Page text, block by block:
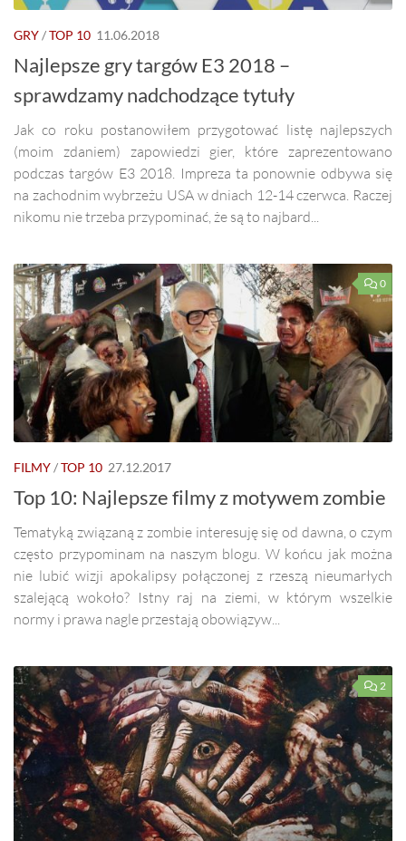
GRY/TOP 10 11.06.2018
Najlepsze gry targów E3 2018 –
sprawdzamy nadchodzące tytuły
Jak co roku postanowiłem przygotować listę najlepszych
(moim zdaniem) zapowiedzi gier, które zaprezentowano
podczas targów E3 2018. Impreza ta ponownie odbywa się
na zachodnim wybrzeżu USA w dniach 12-14 czerwca. Raczej
nikomu nie trzeba przypominać, że są to najbard...
0
FILMY/TOP 10 27.12.2017
Top 10: Najlepsze filmy z motywem zombie
Tematyką związaną z zombie interesuję się od dawna, o czym
często przypominam na naszym blogu. W końcu jak można
nie lubić wizji apokalipsy połączonej z rzeszą nieumarłych
szalejącą wokoło? Istny raj na ziemi, w którym wszelkie
normy i prawa nagle przestają obowiązyw...
2